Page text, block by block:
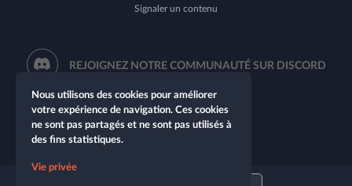
Signaler un contenu
REJOIGNEZ NOTRE COMMUNAUTÉ SUR DISCORD
Nous utilisons des cookies pour améliorer
votre expérience de navigation. Ces cookies
ne sont pas partagés et ne sont pas utilisés à
des fins statistiques.
Vie privée